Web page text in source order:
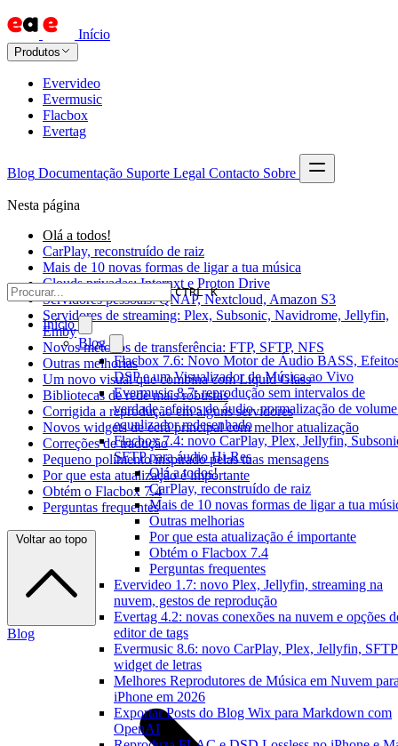
Início
Produtos
Evervideo
Evermusic
Flacbox
Evertag
Blog Documentação Suporte Legal Contacto Sobre
CTRL K
Início
Blog
Flacbox 7.6: Novo Motor de Áudio BASS,
DSP e um Visualizador de Música ao Vivo
Evermusic 8.7: reprodução sem intervalos de
verdade, efeitos de áudio, normalização de
equalizador redesenhado
Flacbox 7.4: novo CarPlay, Plex, Jellyfin,
SFTP para áudio Hi-Res
Olá a todos!
CarPlay, reconstruído de raiz
Mais de 10 novas formas de ligar a tua
Outras melhorias
Por que esta atualização é importante
Obtém o Flacbox 7.4
Perguntas frequentes
Evervideo 1.7: novo Plex, Jellyfin, streaming na
nuvem, gestos de reprodução
Evertag 4.2: novas conexões na nuvem e opções
editor de tags
Evermusic 8.6: novo CarPlay, Plex, Jellyfin,
widget de letras
Melhores Reprodutores de Música em Nuvem
iPhone em 2026
Exportar Posts do Blog Wix para Markdown com
OpenAI
Nesta página
Olá a todos!
CarPlay, reconstruído de raiz
Mais de 10 novas formas de ligar a tua música
Clouds privadas: Internxt e Proton Drive
Servidores pessoais: QNAP, Nextcloud, Amazon S3
Servidores de streaming: Plex, Subsonic, Navidrome, Jellyfin,
Emby
Novos métodos de transferência: FTP, SFTP, NFS
Outras melhorias
Um novo visual que combina com Liquid Glass
Bibliotecas de rede mais robustas
Corrigida a reprodução em alguns servidores
Novos widgets de ecrã principal com melhor atualização
Correções de tradução
Pequeno polimento inspirado pelas tuas mensagens
Por que esta atualização é importante
Obtém o Flacbox 7.4
Perguntas frequentes
Voltar ao topo
Blog